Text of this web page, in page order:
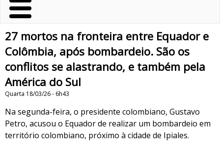
27 mortos na fronteira entre Equador e
Colômbia, após bombardeio. São os
conflitos se alastrando, e também pela
América do Sul
Quarta 18/03/26 - 6h43
Na segunda-feira, o presidente colombiano, Gustavo
Petro, acusou o Equador de realizar um bombardeio em
território colombiano, próximo à cidade de Ipiales.